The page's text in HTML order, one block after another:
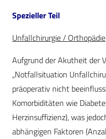
Spezieller Teil
Unfallchirurgie / Orthopädie
Aufgrund der Akutheit der
„Notfallsituation
präoperativ nicht
Komorbiditäten wie
Herzinsuffizienz), was
abhängigen Faktoren